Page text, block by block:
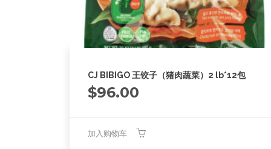
CJ BIBIGO 王饺子（猪肉蔬菜）2 lb*12包
$96.00
加入购物车